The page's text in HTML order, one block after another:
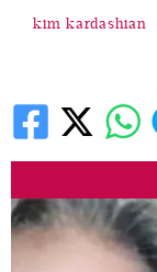
kim kardashian